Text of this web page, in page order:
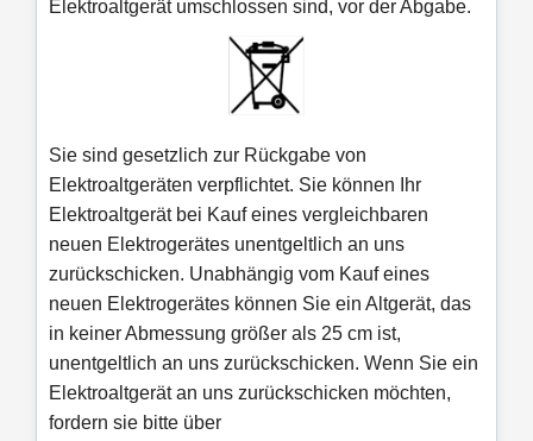
Elektroaltgerät umschlossen sind, vor der Abgabe.
Sie sind gesetzlich zur Rückgabe von
Elektroaltgeräten verpflichtet. Sie können Ihr
Elektroaltgerät bei Kauf eines vergleichbaren
neuen Elektrogerätes unentgeltlich an uns
zurückschicken. Unabhängig vom Kauf eines
neuen Elektrogerätes können Sie ein Altgerät, das
in keiner Abmessung größer als 25 cm ist,
unentgeltlich an uns zurückschicken. Wenn Sie ein
Elektroaltgerät an uns zurückschicken möchten,
fordern sie bitte über